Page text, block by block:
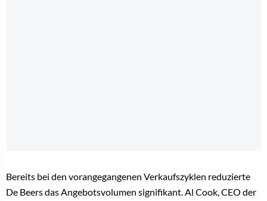
Bereits bei den vorangegangenen Verkaufszyklen reduzierte
De Beers das Angebotsvolumen signifikant. Al Cook, CEO der